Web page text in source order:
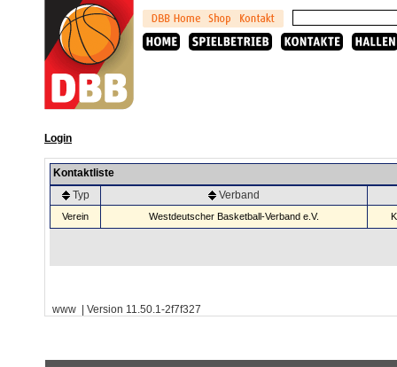
Login
Kontaktliste
Typ
Verband
Verein Westdeutscher Basketball-Verband e.V.
www | Version 11.50.1-2f7f327